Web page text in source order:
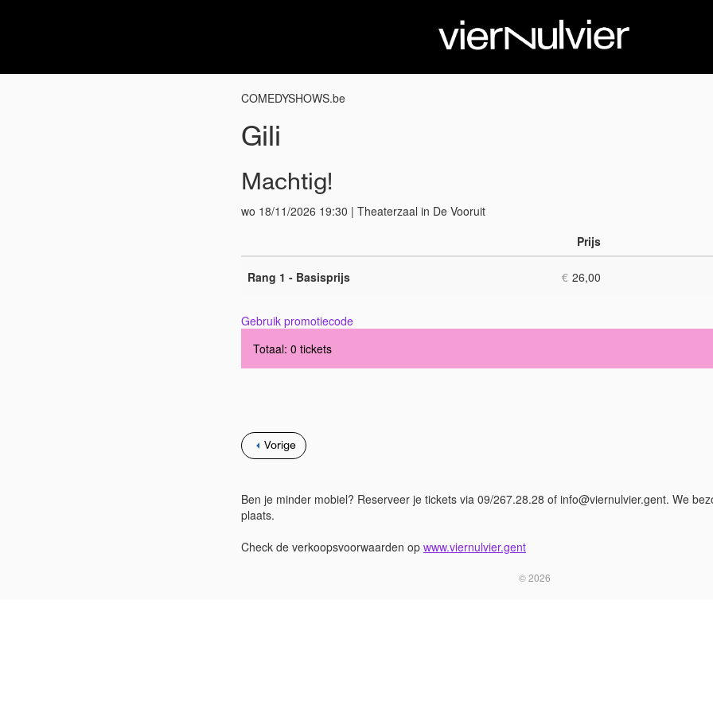
COMEDYSHOWS.be
Gili
Machtig!
wo 18/11/2026 19:30 | Theaterzaal in De Vooruit
Prijs
Rang 1 - Basisprijs
€ 26,00
Gebruik promotiecode
Totaal: 0 tickets
Vorige
Ben je minder mobiel? Reserveer je tickets via 09/267.28.28 of info@viernulvier.gent. We
plaats.
Check de verkoopsvoorwaarden op www.viernulvier.gent
© 2026